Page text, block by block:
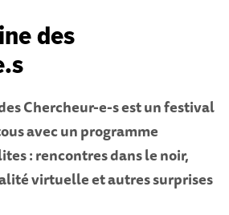
des
Chercheur-e-s est un festival
avec un programme
: rencontres dans le noir,
virtuelle et autres surprises